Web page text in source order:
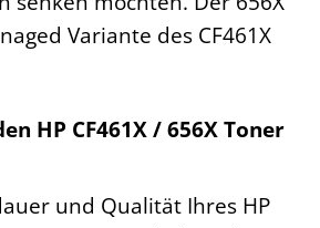
Variante des CF461X
HP CF461X / 656X Toner
und Qualität Ihres HP